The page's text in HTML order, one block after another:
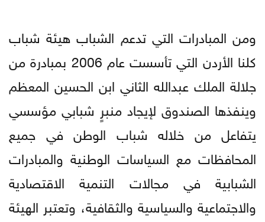
ومن المبادرات التي تدعم الشباب هيئة شباب
كلنا الأردن التي تأسست عام 2006 بمبادرة من
جلالة الملك عبدالله الثاني ابن الحسين المعظم
وينفذها الصندوق لإيجاد منبرٍ شبابي مؤسسي
يتفاعل من خلاله شباب الوطن في جميع
المحافظات مع السياسات الوطنية والمبادرات
الشبابية في مجالات التنمية الاقتصادية
والاجتماعية والسياسية والثقافية، وتعتبر الهيئة